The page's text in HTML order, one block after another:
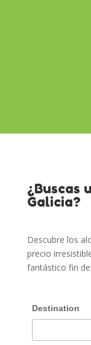
¿Buscas
Galicia?
Descubre los
precio
fantástico fin
Destination